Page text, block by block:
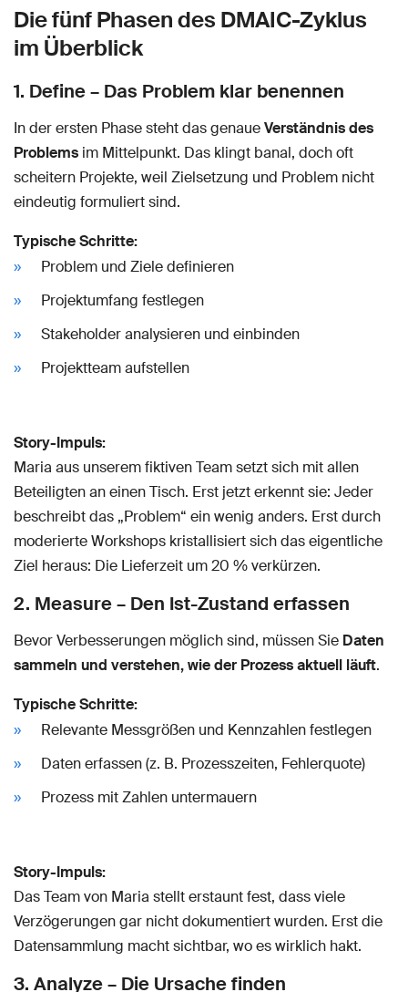
Die fünf Phasen des DMAIC-Zyklus
im Überblick
1. Define – Das Problem klar benennen
In der ersten Phase steht das genaueVerständnis des
Problems im Mittelpunkt. Das klingt banal, doch oft
scheitern Projekte, weil Zielsetzung und Problem nicht
eindeutig formuliert sind.
Typische Schritte:
Problem und Ziele definieren
Projektumfang festlegen
Stakeholder analysieren und einbinden
Projektteam aufstellen
Story-Impuls:
Maria aus unserem fiktiven Team setzt sich mit allen
Beteiligten an einen Tisch. Erst jetzt erkennt sie: Jeder
beschreibt das „Problem“ ein wenig anders. Erst durch
moderierte Workshops kristallisiert sich das eigentliche
Ziel heraus: Die Lieferzeit um 20 % verkürzen.
2. Measure – Den Ist-Zustand erfassen
Bevor Verbesserungen möglich sind, müssen Sie Daten
sammeln und verstehen, wie der Prozess aktuell läuft.
Typische Schritte:
Relevante Messgrößen und Kennzahlen festlegen
Daten erfassen (z. B. Prozesszeiten, Fehlerquote)
Prozess mit Zahlen untermauern
Story-Impuls:
Das Team von Maria stellt erstaunt fest, dass viele
Verzögerungen gar nicht dokumentiert wurden. Erst die
Datensammlung macht sichtbar, wo es wirklich hakt.
3. Analyze – Die Ursache finden